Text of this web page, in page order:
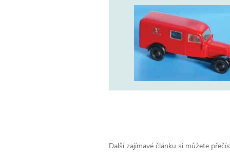
Další zajímavé článku si můžete